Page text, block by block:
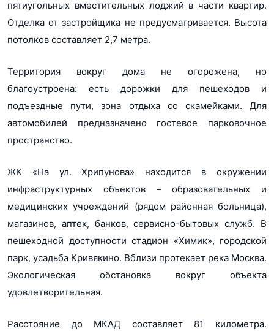
пятиугольных вместительных лоджий в части квартир.
Отделка от застройщика не предусматривается. Высота
потолков составляет 2,7 метра.
Территория вокруг дома не огорожена, но
благоустроена: есть дорожки для пешеходов и
подъездные пути, зона отдыха со скамейками. Для
автомобилей предназначено гостевое парковочное
пространство.
ЖК «На ул. Хрипунова» находится в окружении
инфраструктурных объектов – образовательных и
медицинских учреждений (рядом районная больница),
магазинов, аптек, банков, сервисно-бытовых служб. В
пешеходной доступности стадион «Химик», городской
парк, усадьба Кривякино. Вблизи протекает река Москва.
Экологическая обстановка вокруг объекта
удовлетворительная.
Расстояние до МКАД составляет 81 километра.